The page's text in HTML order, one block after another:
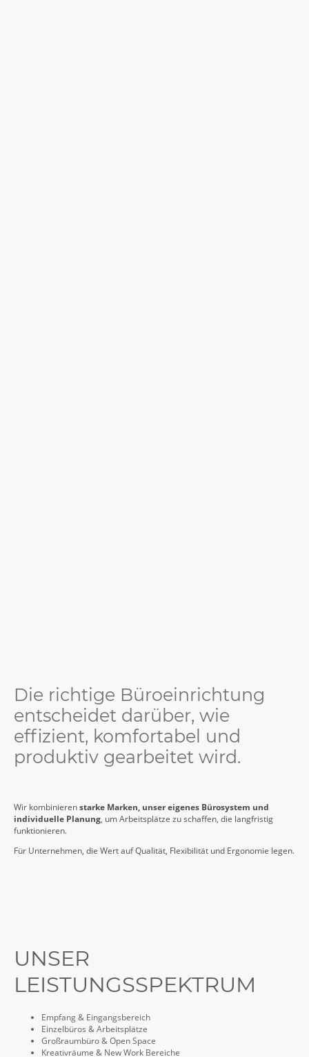
Die richtige Büroeinrichtung
entscheidet darüber, wie
effizient, komfortabel und
produktiv gearbeitet wird.
Wir kombinierenstarke Marken, unser eigenes Bürosystem und
individuelle Planung, um Arbeitsplätze zu schaffen, die langfristig
funktionieren.
Für Unternehmen, die Wert auf Qualität, Flexibilität und Ergonomie legen.
UNSER
LEISTUNGSSPEKTRUM
Empfang & Eingangsbereich
Einzelbüros & Arbeitsplätze
Großraumbüro & Open Space
Kreativräume & New Work Bereiche